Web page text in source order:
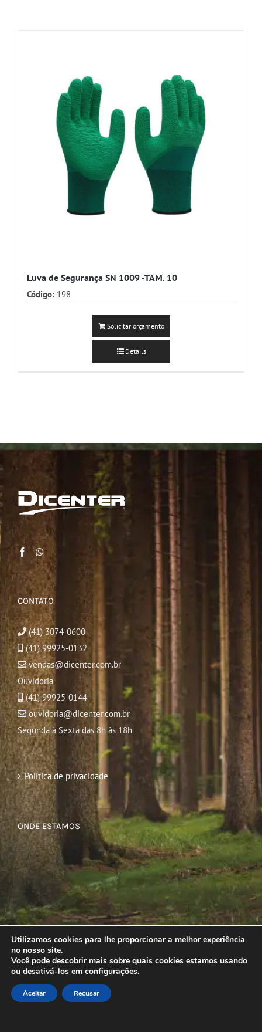
Luva de Segurança SN 1009 -TAM. 10
Código: 198
Solicitar orçamento
Details
CONTATO
(41) 3074-0600
(41) 99925-0132
vendas@dicenter.com.br
Ouvidoria
(41) 99925-0144
ouvidoria@dicenter.com.br
Segunda à Sexta das 8h às 18h
Política de privacidade
ONDE ESTAMOS
Utilizamos cookies para lhe proporcionar a melhor experiência
no nosso site.
Você pode descobrir mais sobre quais cookies estamos usando
ou desativá-los em configurações.
Aceitar Recusar